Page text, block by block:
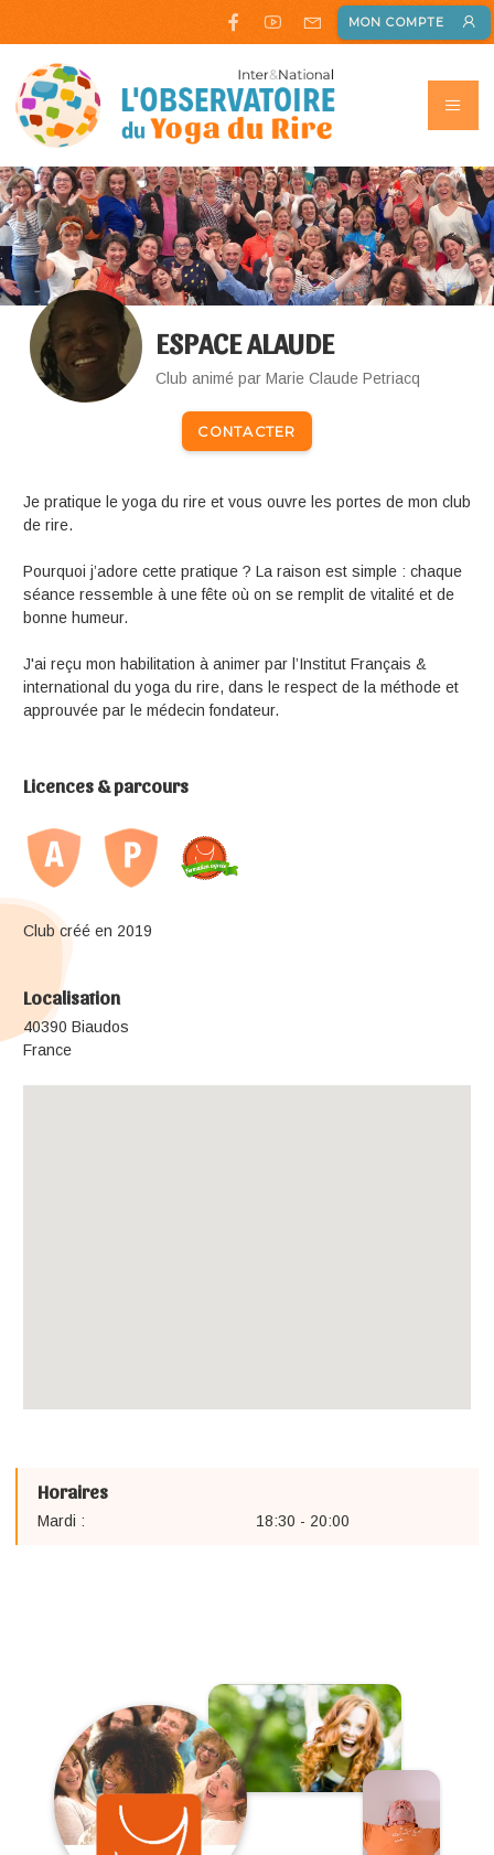
MON COMPTE
ESPACE ALAUDE
Club animé par Marie Claude Petriacq
CONTACTER
Je pratique le yoga du rire et vous ouvre les portes de mon club
de rire.
Pourquoi j’adore cette pratique ? La raison est simple : chaque
séance ressemble à une fête où on se remplit de vitalité et de
bonne humeur.
J'ai reçu mon habilitation à animer par l’Institut Français &
international du yoga du rire, dans le respect de la méthode et
approuvée par le médecin fondateur.
Licences & parcours
Club créé en 2019
Localisation
40390 Biaudos
France
Horaires
Mardi : 18:30 - 20:00